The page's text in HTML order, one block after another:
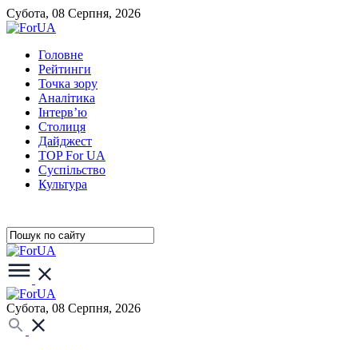
Субота, 08 Серпня, 2026
Головне
Рейтинги
Точка зору
Аналітика
Інтерв’ю
Столиця
Дайджест
TOP For UA
Суспiльство
Культура
Субота, 08 Серпня, 2026